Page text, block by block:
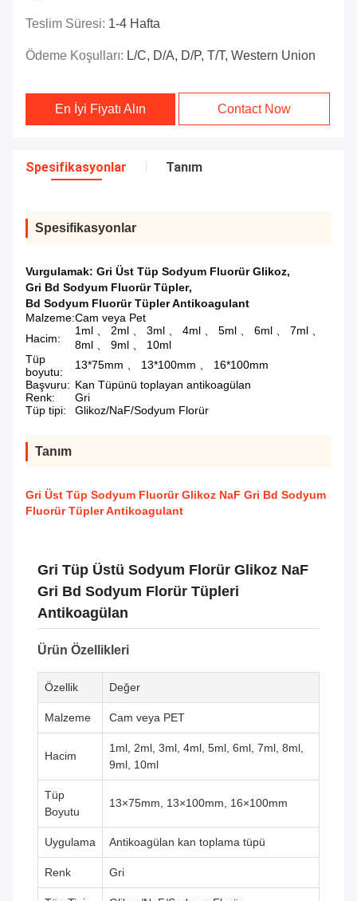
Teslim Süresi: 1-4 Hafta
Ödeme Koşulları: L/C, D/A, D/P, T/T, Western Union
En İyi Fiyatı Alın Contact Now
Spesifikasyonlar Tanım
Spesifikasyonlar
Vurgulamak: Gri Üst Tüp Sodyum Fluorür Glikoz,
Gri Bd Sodyum Fluorür Tüpler,
Bd Sodyum Fluorür Tüpler Antikoagulant
Malzeme:Cam veya Pet
Hacim:
1ml 、 2ml 、 3ml 、 4ml 、 5ml 、 6ml 、 7ml 、
8ml 、 9ml 、 10ml
Tüp
boyutu:
13*75mm 、 13*100mm 、 16*100mm
Başvuru: Kan Tüpünü toplayan antikoagülan
Renk:
Gri
Tüp tipi:
Glikoz/NaF/Sodyum Florür
Tanım
Gri Üst Tüp Sodyum Fluorür Glikoz NaF Gri Bd Sodyum
Fluorür Tüpler Antikoagulant
Gri Tüp Üstü Sodyum Florür Glikoz NaF
Gri Bd Sodyum Florür Tüpleri
Antikoagülan
Ürün Özellikleri
Özellik Değer
Malzeme Cam veya PET
Hacim
1ml, 2ml, 3ml, 4ml, 5ml, 6ml, 7ml, 8ml,
9ml, 10ml
Tüp
Boyutu
13×75mm, 13×100mm, 16×100mm
Uygulama Antikoagülan kan toplama tüpü
Renk Gri